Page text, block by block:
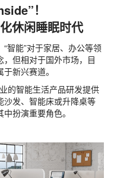
！
休闲睡眠时代
智能”对于家居、办公等领
但相对于国外市场，目
新兴赛道。
的智能生活产品研发提供
沙发、智能床或升降桌等
扮演重要角色。